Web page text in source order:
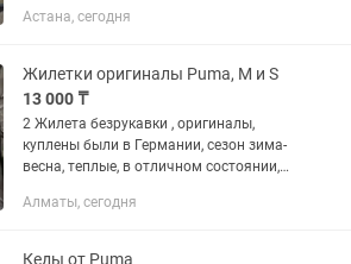
фотографиях Такие точно в обычных
Астана, сегодня
Жилетки оригиналы Puma, M и S
13 000 ₸
2 Жилета безрукавки , оригиналы,
куплены были в Германии, сезон зима-
весна, теплые, в отличном состоянии,
размеры жилетки м и s, качество
Алматы, сегодня
Кеды от Puma